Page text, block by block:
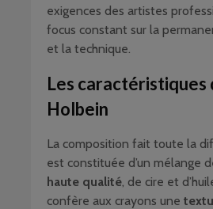
exigences des artistes
focus constant sur la
et la technique.
Les caractéristiques
Holbein
La composition fait toute la
est constituée d’un mélange
haute qualité , de cire et
confère aux crayons une